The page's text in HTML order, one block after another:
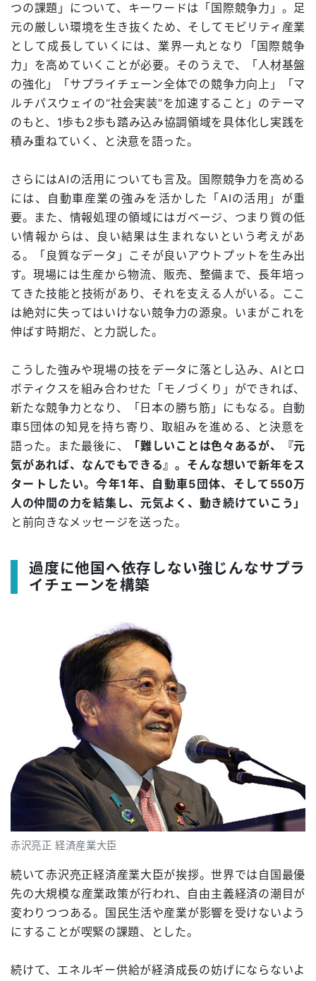
つの課題」について、キーワードは「国際競争力」。足
元の厳しい環境を生き抜くため、そしてモビリティ産業
として成長していくには、業界一丸となり「国際競争
力」を高めていくことが必要。そのうえで、「人材基盤
の強化」「サプライチェーン全体での競争力向上」「マ
ルチパスウェイの“社会実装”を加速すること」のテーマ
のもと、1歩も2歩も踏み込み協調領域を具体化し実践を
積み重ねていく、と決意を語った。
さらにはAIの活用についても言及。国際競争力を高める
には、自動車産業の強みを活かした「AIの活用」が重
要。また、情報処理の領域にはガベージ、つまり質の低
い情報からは、良い結果は生まれないという考えがあ
る。「良質なデータ」こそが良いアウトプットを生み出
す。現場には生産から物流、販売、整備まで、長年培っ
てきた技能と技術があり、それを支える人がいる。ここ
は絶対に失ってはいけない競争力の源泉。いまがこれを
伸ばす時期だ、と力説した。
こうした強みや現場の技をデータに落とし込み、AIとロ
ボティクスを組み合わせた「モノづくり」ができれば、
新たな競争力となり、「日本の勝ち筋」にもなる。自動
車5団体の知見を持ち寄り、取組みを進める、と決意を
語った。また最後に、
「難しいことは色々あるが、『元
気があれば、なんでもできる』。そんな想いで新年をス
タートしたい。今年1年、自動車5団体、そして550万
人の仲間の力を結集し、元気よく、動き続けていこう」
と前向きなメッセージを送った。
過度に他国へ依存しない強じんなサプラ
イチェーンを構築
赤沢亮正 経済産業大臣
続いて赤沢亮正経済産業大臣が挨拶。世界では自国最優
先の大規模な産業政策が行われ、自由主義経済の潮目が
変わりつつある。国民生活や産業が影響を受けないよう
にすることが喫緊の課題、とした。
続けて、エネルギー供給が経済成長の妨げにならないよ